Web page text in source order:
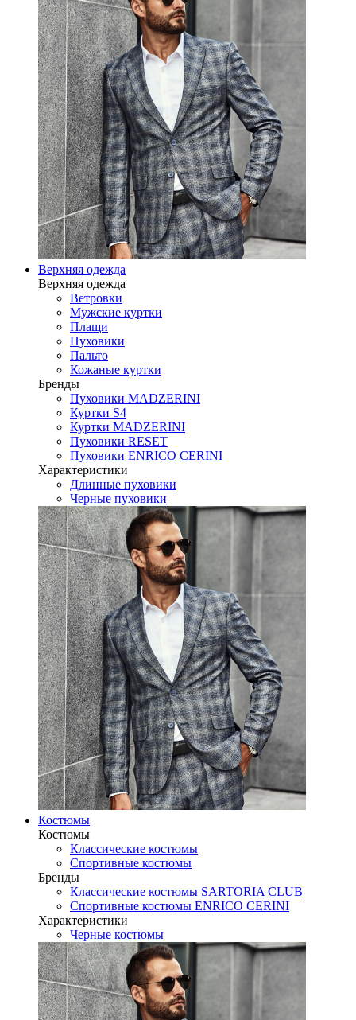
Верхняя одежда
Верхняя одежда
Ветровки
Мужские куртки
Плащи
Пуховики
Пальто
Кожаные куртки
Бренды
Пуховики MADZERINI
Куртки S4
Куртки MADZERINI
Пуховики RESET
Пуховики ENRICO CERINI
Характеристики
Длинные пуховики
Черные пуховики
Костюмы
Костюмы
Классические костюмы
Спортивные костюмы
Бренды
Классические костюмы SARTORIA CLUB
Спортивные костюмы ENRICO CERINI
Характеристики
Черные костюмы